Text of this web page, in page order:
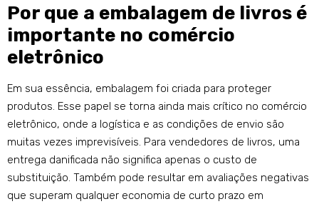
Por que a embalagem de livros é
importante no comércio
eletrônico
Em sua essência, embalagem foi criada para proteger
produtos. Esse papel se torna ainda mais crítico no comércio
eletrônico, onde a logística e as condições de envio são
muitas vezes imprevisíveis. Para vendedores de livros, uma
entrega danificada não significa apenas o custo de
substituição. Também pode resultar em avaliações negativas
que superam qualquer economia de curto prazo em